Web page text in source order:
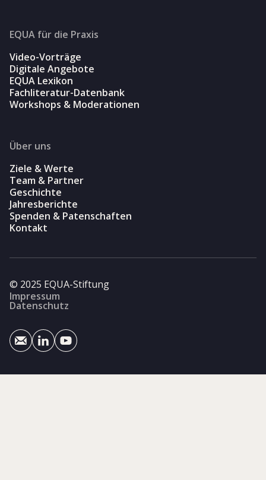
EQUA für die Praxis
Video-Vorträge
Digitale Angebote
EQUA Lexikon
Fachliteratur-Datenbank
Workshops & Moderationen
Über uns
Ziele & Werte
Team & Partner
Geschichte
Jahresberichte
Spenden & Patenschaften
Kontakt
© 2025 EQUA-Stiftung
Impressum
Datenschutz